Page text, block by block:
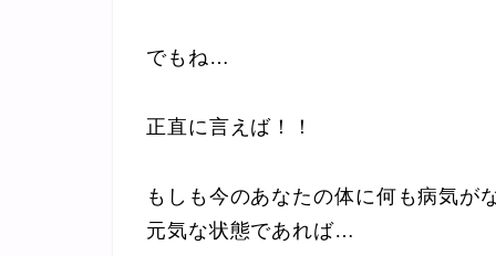
でもね…
正直に言えば！！
もしも今のあなたの体に何も病気が
元気な状態であれば…